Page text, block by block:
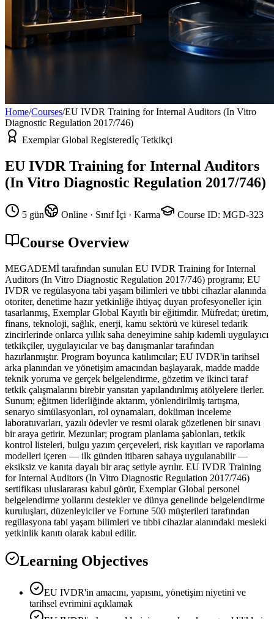
Home/Courses/EU IVDR Training for Internal Auditors (In Vitro
Diagnostic Regulation 2017/746)
Exemplar Global Registeredİç Tetkikçi
EU IVDR Training for Internal Auditors
(In Vitro Diagnostic Regulation 2017/746)
5 gün Online · Sınıf İçi · Karma Course ID: MGD-323
Course Overview
MEGADEMİ tarafından sunulan EU IVDR Training for Internal
Auditors (In Vitro Diagnostic Regulation 2017/746) programı; EU
IVDR ve regülasyona tabi yaşam bilimleri ve tıbbi cihazlar alanında
otoriter, denetime hazır yetkinliğe ihtiyaç duyan profesyoneller için
tasarlanmış, Exemplar Global Kayıtlı bir eğitimdir. Müfredat; üretim,
finans, teknoloji, sağlık, enerji, kamu sektörü ve küresel tedarik
zincirlerinde onlarca yıllık saha deneyimine sahip kıdemli uygulayıcı
tetkikçiler, uygulayıcılar ve baş danışmanlar tarafından
hazırlanmıştır. Program boyunca katılımcılar; EU IVDR'in tarihsel
arka planından ve yönetişim amacından başlayarak, madde madde
teknik yoruma ve gerçek belgelendirme, gözetim ve ikinci taraf
tetkik çalışmalarını birebir yansıtan yapılandırılmış atölyelere ilerler.
Sunum; eğitmen liderliğinde aktarım, yönlendirilmiş tartışma,
senaryo simülasyonları, rol oynamaları, doküman inceleme
laboratuvarları, yazılı ödevler ve resmi olarak gözetlenen bir sınavı
bir araya getirir. Mezunlar; program planlama şablonları, tetkik
kontrol listeleri, bulgu yazım çerçeveleri, risk kayıtları ve raporlama
modelleri içeren — ilk günden itibaren sahaya uygulanabilir —
eksiksiz ve kanıta dayalı bir araç setiyle ayrılır. EU IVDR Training
for Internal Auditors (In Vitro Diagnostic Regulation 2017/746)
sertifikası uluslararası kabul görür, Exemplar Global personel
belgelendirme yollarını destekler ve dünya genelinde belgelendirme
kuruluşları, düzenleyiciler ve Fortune 500 müşterileri tarafından
regülasyona tabi yaşam bilimleri ve tıbbi cihazlar alanındaki mesleki
yetkinlik kanıtı olarak kabul edilir.
Learning Objectives
EU IVDR'in amacını, yapısını, yönetişim niyetini ve
tarihsel evrimini açıklamak